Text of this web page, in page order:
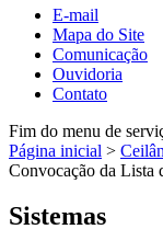
E-mail
Mapa do Site
Comunicação
Ouvidoria
Contato
Fim do menu de
Página inicial >
Convocação da Lista
Sistemas